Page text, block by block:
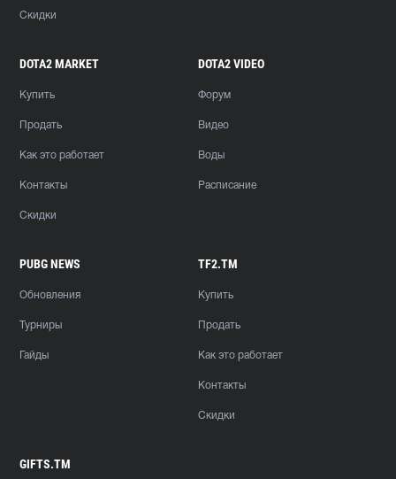
Скидки
DOTA2 MARKET
Купить
Продать
Как это работает
Контакты
Скидки
DOTA2 VIDEO
Форум
Видео
Воды
Расписание
PUBG NEWS
Обновления
Турниры
Гайды
TF2.TM
Купить
Продать
Как это работает
Контакты
Скидки
GIFTS.TM